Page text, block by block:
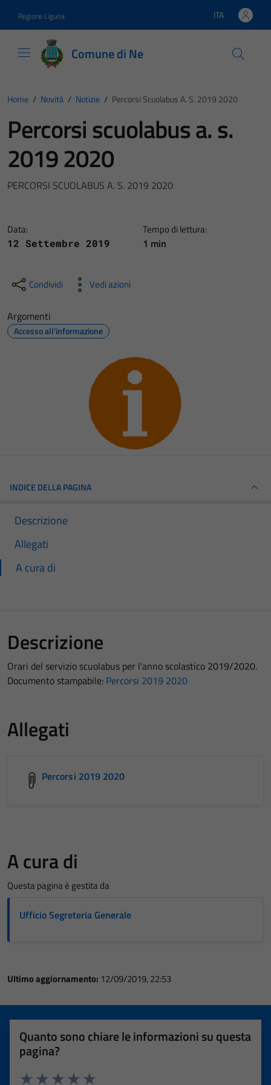
Regione Liguria Lingua attiva:
ITA
Comune di Ne
Home / Novità / Notizie / Percorsi Scuolabus A. S. 2019 2020
Percorsi scuolabus a. s.
2019 2020
PERCORSI SCUOLABUS A. S. 2019 2020
Data:
12 Settembre 2019
Tempo di lettura:
1 min
Condividi Vedi azioni
Argomenti
Accesso all'informazione
INDICE DELLA PAGINA
Descrizione
Allegati
A cura di
Descrizione
Orari del servizio scuolabus per l'anno scolastico 2019/2020.
Documento stampabile: Percorsi 2019 2020
Allegati
Percorsi 2019 2020
A cura di
Questa pagina è gestita da
Ufficio Segreteria Generale
Ultimo aggiornamento: 12/09/2019, 22:53
Quanto sono chiare le informazioni su questa
pagina?